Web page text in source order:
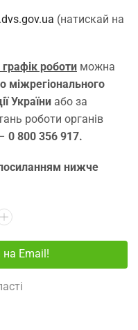
(натискай на
роботи можна
міжрегіонального
України або за
роботи органів
0 800 356 917.
нижче
Email!